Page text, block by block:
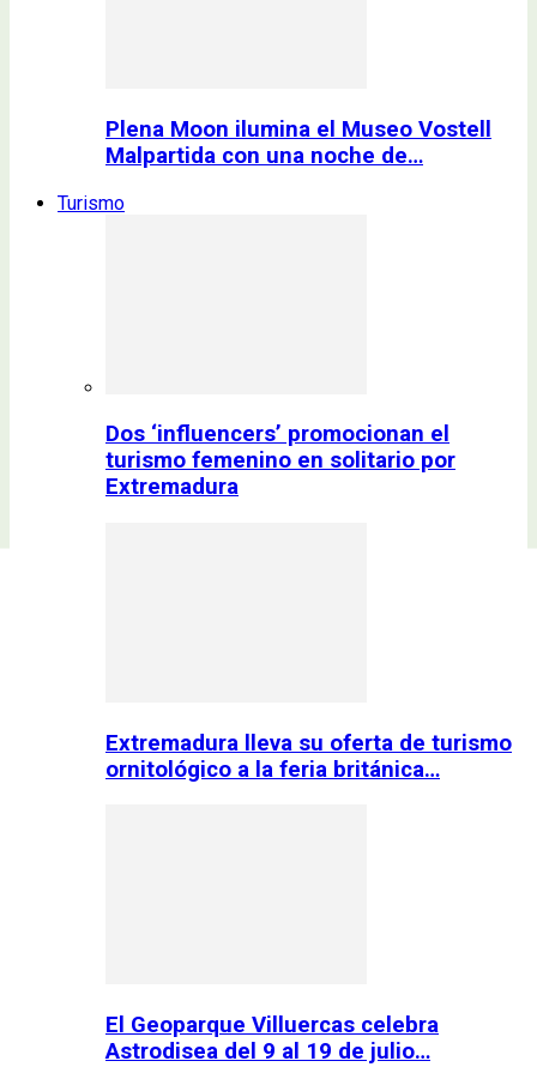
Plena Moon ilumina el Museo Vostell
Malpartida con una noche de…
Turismo
Dos ‘influencers’ promocionan el
turismo femenino en solitario por
Extremadura
Extremadura lleva su oferta de turismo
ornitológico a la feria británica…
El Geoparque Villuercas celebra
Astrodisea del 9 al 19 de julio…